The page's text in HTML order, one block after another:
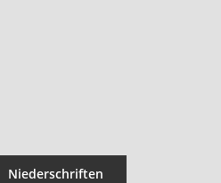
Niederschriften